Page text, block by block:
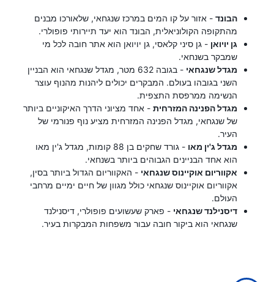
הבונד - אזור על קו המים במרכז שנגחאי, שלאורכו מבנים
מהתקופה הקולוניאלית, הבונד הוא יעד תיירותי פופולרי.
גן יויואן - גן סיני קלאסי, גן יויואן הוא אתר חובה לכל מי
שמבקר בשנחאי.
מגדל שנגחאי
- בגובה 632 מטר, מגדל שנגחאי הוא הבניין
השני בגובהו בעולם. המבקרים יכולים ליהנות מהנוף עוצר
הנשימה ממרפסת התצפית.
מגדל הפנינה המזרחית - אחד מציוני הדרך האיקוניים ביותר
של שנגחאי, מגדל הפנינה המזרחית מציע נוף פנורמי של
העיר.
מגדל ג'ין מאו
- גורד שחקים בן 88 קומות, מגדל ג'ין מאו
הוא אחד הבניינים הגבוהים ביותר בשנחאי.
אקווריום אוקיינוס ​​שנגחאי - האקווריום הגדול ביותר בסין,
אקווריום אוקיינוס ​​שנגחאי כולל מגוון של חיים ימיים מרחבי
העולם.
דיסנילנד שנגחאי - פארק שעשועים פופולרי, דיסנילנד
שנגחאי הוא ביקור חובה עבור משפחות המבקרות בעיר.